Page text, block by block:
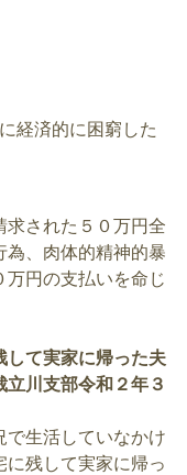
経済的に困窮した
された５０万円全
為、肉体的精神的暴
万円の支払いを命じ
て実家に帰った夫
川支部令和２年３
で生活していなかけ
に残して実家に帰っ